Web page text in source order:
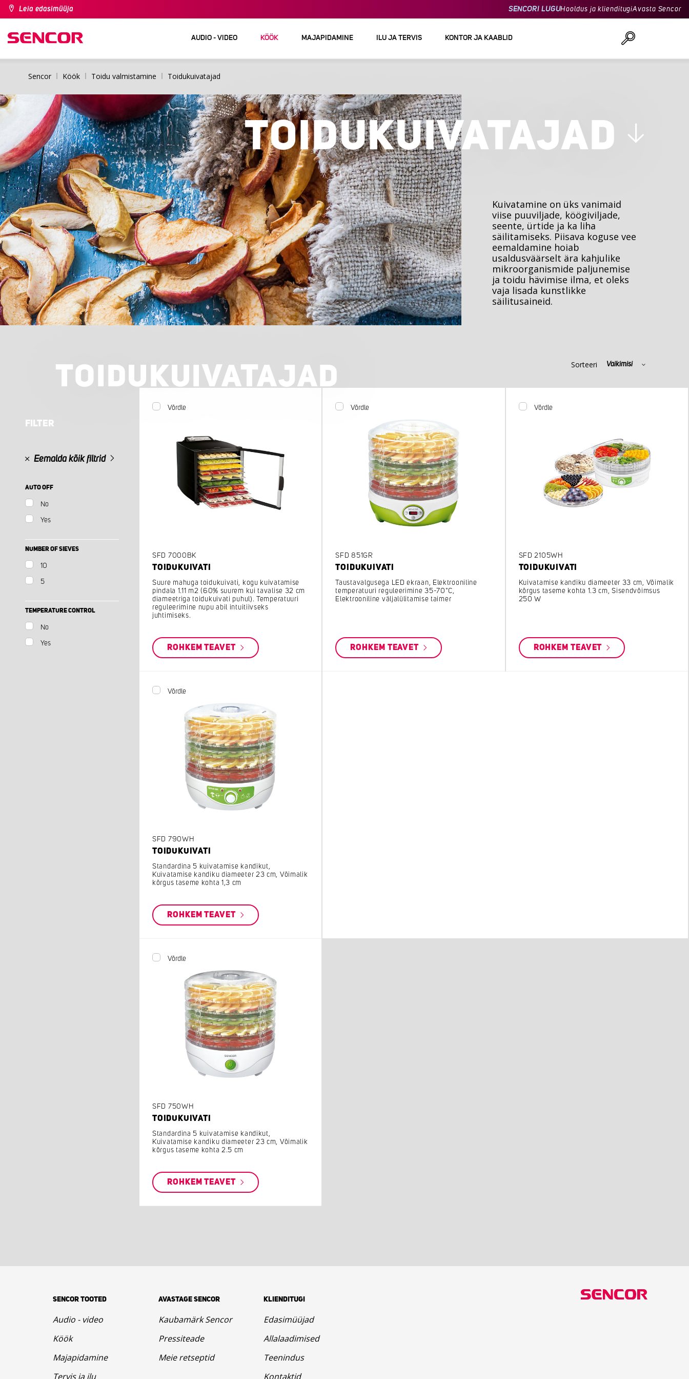
Leia edasimüüja SENCORI LUGUHooldus ja klienditugiAvasta Sencor
AUDIO - VIDEO KÖÖK MAJAPIDAMINE ILU JA TERVIS KONTOR JA KAABLID
Sencor Köök Toidu valmistamine Toidukuivatajad
TOIDUKUIVATAJAD
Kuivatamine on üks vanimaid
viise puuviljade, köögiviljade,
seente, ürtide ja ka liha
säilitamiseks. Piisava koguse vee
eemaldamine hoiab
usaldusväärselt ära kahjulike
mikroorganismide paljunemise
ja toidu hävimise ilma, et oleks
vaja lisada kunstlikke
säilitusaineid.
TOIDUKUIVATAJAD Sorteeri Vaikimisi
FILTER
Eemalda kõik filtrid
AUTO OFF
No
Yes
NUMBER OF SIEVES
10
5
TEMPERATURE CONTROL
No
Yes
Võrdle
SFD 7000BK
TOIDUKUIVATI
Suure mahuga toidukuivati, kogu kuivatamise
pindala 1.11 m2 (60% suurem kui tavalise 32 cm
diameetriga toidukuivati puhul). Temperatuuri
reguleerimine nupu abil intuitiivseks
juhtimiseks.
ROHKEM TEAVET
Võrdle
SFD 851GR
TOIDUKUIVATI
Taustavalgusega LED ekraan, Elektrooniline
temperatuuri reguleerimine 35-70°C,
Elektrooniline väljalülitamise taimer
ROHKEM TEAVET
Võrdle
SFD 2105WH
TOIDUKUIVATI
Kuivatamise kandiku diameeter 33 cm, Võimalik
kõrgus taseme kohta 1.3 cm, Sisendvõimsus
250 W
ROHKEM TEAVET
Võrdle
SFD 790WH
TOIDUKUIVATI
Standardina 5 kuivatamise kandikut,
Kuivatamise kandiku diameeter 23 cm, Võimalik
kõrgus taseme kohta 1,3 cm
ROHKEM TEAVET
Võrdle
SFD 750WH
TOIDUKUIVATI
Standardina 5 kuivatamise kandikut,
Kuivatamise kandiku diameeter 23 cm, Võimalik
kõrgus taseme kohta 2.5 cm
ROHKEM TEAVET
SENCOR TOOTED
Audio - video
Köök
Majapidamine
Tervis ja ilu
AVASTAGE SENCOR
Kaubamärk Sencor
Pressiteade
Meie retseptid
KLIENDITUGI
Edasimüüjad
Allalaadimised
Teenindus
Kontaktid